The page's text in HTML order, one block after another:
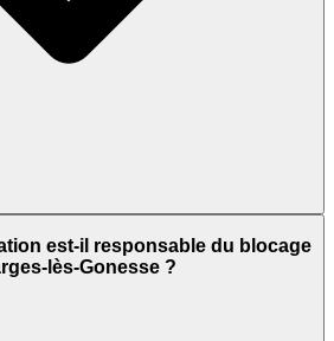
est-il responsable du blocage
lès-Gonesse ?